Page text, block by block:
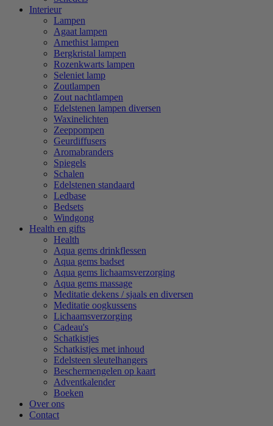
Interieur
Lampen
Agaat lampen
Amethist lampen
Bergkristal lampen
Rozenkwarts lampen
Seleniet lamp
Zoutlampen
Zout nachtlampen
Edelstenen lampen diversen
Waxinelichten
Zeeppompen
Geurdiffusers
Aromabranders
Spiegels
Schalen
Edelstenen standaard
Ledbase
Bedsets
Windgong
Health en gifts
Health
Aqua gems drinkflessen
Aqua gems badset
Aqua gems lichaamsverzorging
Aqua gems massage
Meditatie dekens / sjaals en diversen
Meditatie oogkussens
Lichaamsverzorging
Cadeau's
Schatkistjes
Schatkistjes met inhoud
Edelsteen sleutelhangers
Beschermengelen op kaart
Adventkalender
Boeken
Over ons
Contact